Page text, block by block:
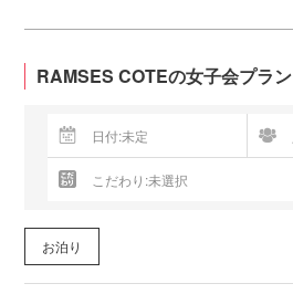
RAMSES COTEの女子会プラン
お泊り